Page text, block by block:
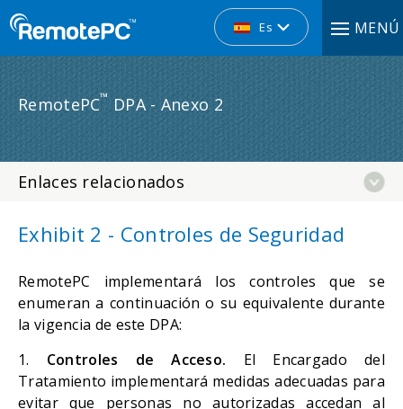
Es MENÚ
RemotePC™DPA - Anexo 2
Enlaces relacionados
Exhibit 2 - Controles de Seguridad
RemotePC implementará los controles que se
enumeran a continuación o su equivalente durante
la vigencia de este DPA:
1. Controles de Acceso. El Encargado del
Tratamiento implementará medidas adecuadas para
evitar que personas no autorizadas accedan al